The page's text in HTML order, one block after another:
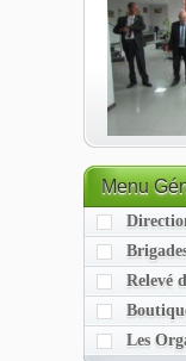
Menu
Relevé
Les